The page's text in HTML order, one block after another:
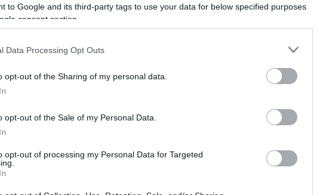
to Google and its third-party tags to use your data for below specified purposes
consent section.
Data Processing Opt Outs
opt-out of the Sharing of my personal data.
opt-out of the Sale of my Personal Data.
opt-out of processing my Personal Data for Targeted
évfordulójára emlékeznek, a hagyományokhoz és
való ragaszkodáshoz híven.
tehetik meg, amely beszerezhető a
Humánszolgáltatási és Igazgatási
adományozásának részletszabályai szintén